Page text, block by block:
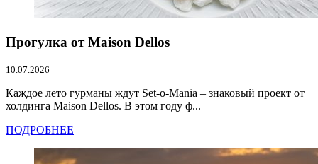
Прогулка от Maison Dellos
10.07.2026
Каждое лето гурманы ждут Set-o-Mania – знаковый проект от
холдинга Maison Dellos. В этом году ф...
ПОДРОБНЕЕ